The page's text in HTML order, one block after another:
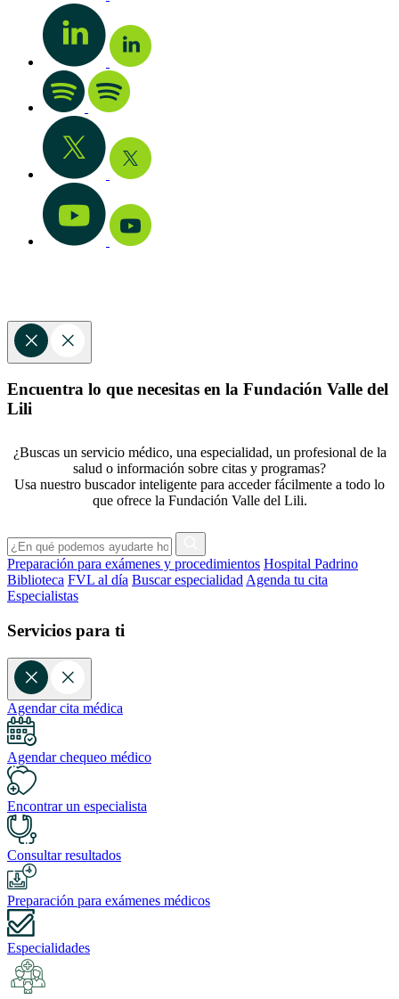
Encuentra lo que necesitas en la Fundación Valle del
Lili
¿Buscas un servicio médico, una especialidad, un profesional de la
salud o información sobre citas y programas?
Usa nuestro buscador inteligente para acceder fácilmente a todo lo
que ofrece la Fundación Valle del Lili.
Preparación para exámenes y procedimientos Hospital Padrino
Biblioteca FVL al día Buscar especialidad Agenda tu cita
Especialistas
Servicios para ti
Agendar cita médica
Agendar chequeo médico
Encontrar un especialista
Consultar resultados
Preparación para exámenes médicos
Especialidades